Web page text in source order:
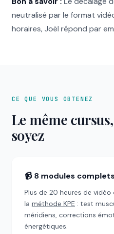
neutralisé par le format
horaires, Joël répond par
CE QUE VOUS OBTENEZ
Le même
soyez
📹 8 modules complets
Plus de 20 heures de
la méthode KPE : test
méridiens, corrections
énergétiques.